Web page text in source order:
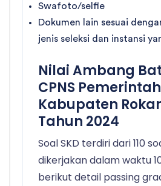
Swafoto/selfie
Dokumen lain sesuai
jenis seleksi dan instansi
Nilai Ambang
CPNS Pemerintah
Kabupaten
Tahun 2024
Soal SKD terdiri dari 110
dikerjakan dalam waktu
berikut detail passing